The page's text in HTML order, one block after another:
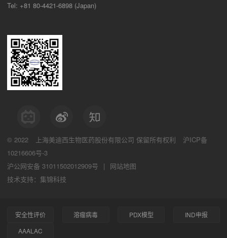
Tel: +81 80-4421-6898 (Japan)
© 2022 上海美迪西生物医药股份有限公司 保留所有权利
沪ICP备
10216606号-3
沪公网安备 31011502012909号
|
网站地图
技术支持：集锦科技
安全性评价 溶瘤病毒 PDX模型
IND申报
AAALAC